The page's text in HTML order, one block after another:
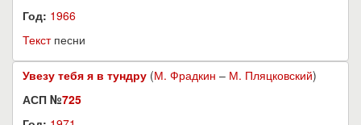
Год: 1966
Текстпесни
Увезу тебя я в тундру (М. Фрадкин – М. Пляцковский)
АСП №725